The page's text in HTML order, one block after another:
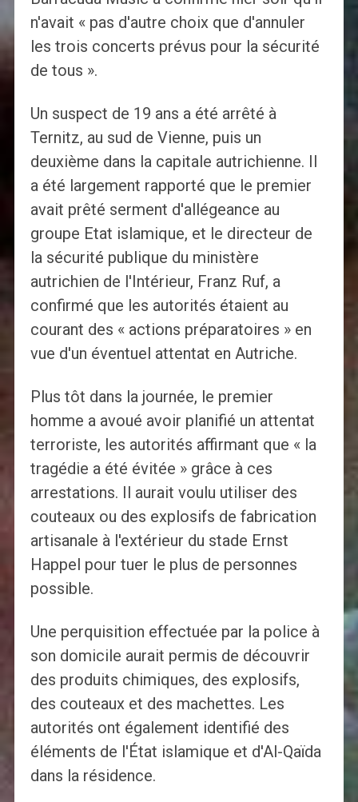
n'avait « pas d'autre choix que d'annuler
les trois concerts prévus pour la sécurité
de tous ».
Un suspect de 19 ans a été arrêté à
Ternitz, au sud de Vienne, puis un
deuxième dans la capitale autrichienne. Il
a été largement rapporté que le premier
avait prêté serment d'allégeance au
groupe Etat islamique, et le directeur de
la sécurité publique du ministère
autrichien de l'Intérieur, Franz Ruf, a
confirmé que les autorités étaient au
courant des « actions préparatoires » en
vue d'un éventuel attentat en Autriche.
Plus tôt dans la journée, le premier
homme a avoué avoir planifié un attentat
terroriste, les autorités affirmant que « la
tragédie a été évitée » grâce à ces
arrestations. Il aurait voulu utiliser des
couteaux ou des explosifs de fabrication
artisanale à l'extérieur du stade Ernst
Happel pour tuer le plus de personnes
possible.
Une perquisition effectuée par la police à
son domicile aurait permis de découvrir
des produits chimiques, des explosifs,
des couteaux et des machettes. Les
autorités ont également identifié des
éléments de l'État islamique et d'Al-Qaïda
dans la résidence.